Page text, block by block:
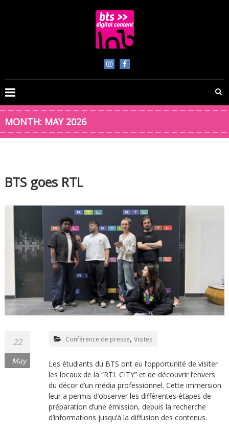
Digital
Content
MONTH: MAY 2026
BTS goes RTL
22
May
Conférence de presse, Visites
Les étudiants du BTS ont eu l’opportunité de visiter
les locaux de la “RTL CITY” et de découvrir l’envers
du décor d’un média professionnel. Cette immersion
leur a permis d’observer les différentes étapes de
préparation d’une émission, depuis la recherche
d’informations jusqu’à la diffusion des contenus.